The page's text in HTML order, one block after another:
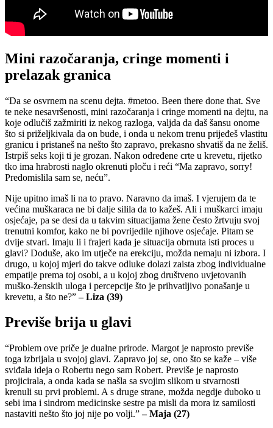
Mini razočaranja, cringe momenti i
prelazak granica
“Da se osvrnem na scenu dejta. #metoo. Been there done that. Sve
te neke nesavršenosti, mini razočaranja i cringe momenti na dejtu, na
koje odlučiš zažmiriti iz nekog razloga, valjda da daš šansu onome
što si priželjkivala da on bude, i onda u nekom trenu prijeđeš vlastitu
granicu i pristaneš na nešto što zapravo, prekasno shvatiš da ne želiš.
Istrpiš seks koji ti je grozan. Nakon određene crte u krevetu, rijetko
tko ima hrabrosti naglo okrenuti ploču i reći “Ma zapravo, sorry!
Predomislila sam se, neću”.
Nije upitno imaš li na to pravo. Naravno da imaš. I vjerujem da te
većina muškaraca ne bi dalje silila da to kažeš. Ali i muškarci imaju
osjećaje, pa se desi da u takvim situacijama žene često žrtvuju svoj
trenutni komfor, kako ne bi povrijedile njihove osjećaje. Pitam se
dvije stvari. Imaju li i frajeri kada je situacija obrnuta isti proces u
glavi? Doduše, ako im utječe na erekciju, možda nemaju ni izbora. I
drugo, u kojoj mjeri do takve odluke dolazi zaista zbog individualne
empatije prema toj osobi, a u kojoj zbog društveno uvjetovanih
muško-ženskih uloga i percepcije što je prihvatljivo ponašanje u
krevetu, a što ne?”– Liza (39)
Previše brija u glavi
“Problem ove priče je dualne prirode. Margot je naprosto previše
toga izbrijala u svojoj glavi. Zapravo joj se, ono što se kaže – više
sviđala ideja o Robertu nego sam Robert. Previše je naprosto
projicirala, a onda kada se našla sa svojim slikom u stvarnosti
krenuli su prvi problemi. A s druge strane, možda negdje duboko u
sebi ima i sindrom medicinske sestre pa misli da mora iz samilosti
nastaviti nešto što joj nije po volji.”– Maja (27)